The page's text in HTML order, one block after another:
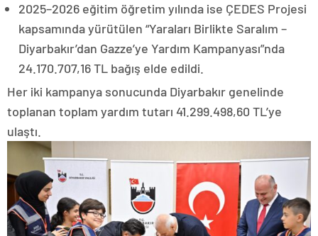
2025–2026 eğitim öğretim yılında ise ÇEDES Projesi
kapsamında yürütülen “Yaraları Birlikte Saralım –
Diyarbakır’dan Gazze’ye Yardım Kampanyası”nda
24.170.707,16 TL bağış elde edildi.
Her iki kampanya sonucunda Diyarbakır genelinde
toplanan toplam yardım tutarı 41.299.498,60 TL’ye
ulaştı.